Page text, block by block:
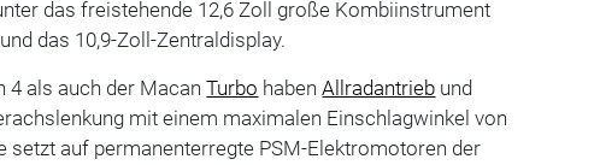
das freistehende 12,6 Zoll große Kombiinstrument
und das 10,9-Zoll-Zentraldisplay.
4 als auch der MacanTurbo habenAllradantrieb und
mit einem maximalen Einschlagwinkel von
setzt auf permanenterregte PSM-Elektromotoren der